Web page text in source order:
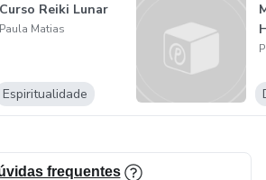
Curso Reiki Lunar
Paula Matias
Espiritualidade
frequentes